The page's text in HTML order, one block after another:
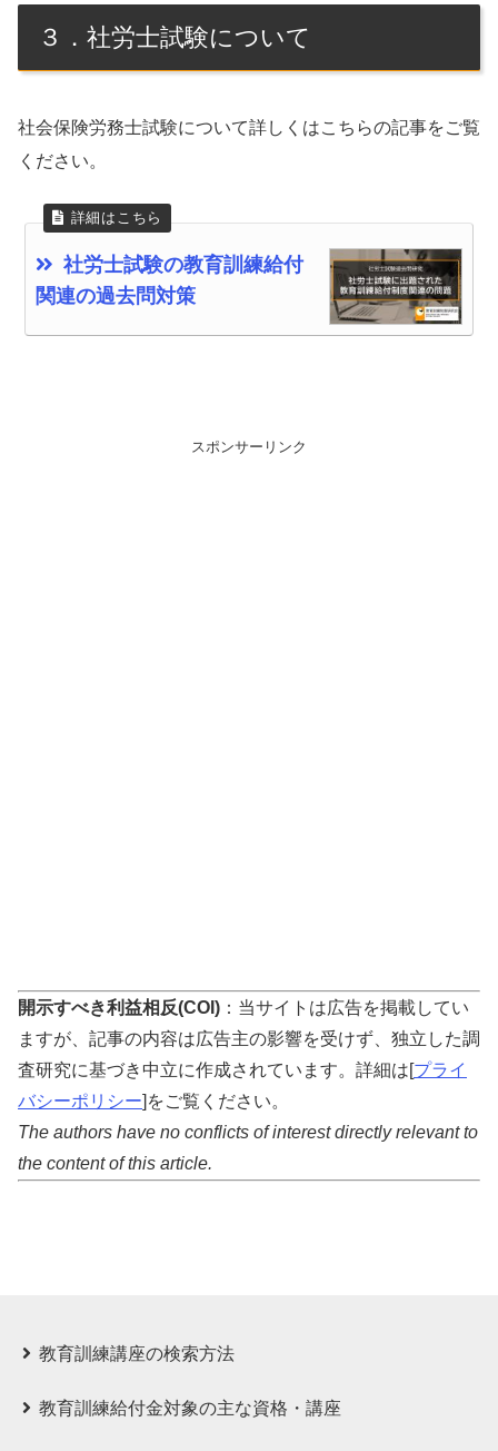
３．社労士試験について
社会保険労務士試験について詳しくはこちらの記事をご覧
ください。
社労士試験の教育訓練給付
関連の過去問対策
スポンサーリンク
開示すべき利益相反(COI) ：当サイトは広告を掲載してい
ますが、記事の内容は広告主の影響を受けず、独立した調
査研究に基づき中立に作成されています。詳細は[プライ
バシーポリシー]をご覧ください。
The authors have no conflicts of interest directly relevant to
the content of this article.
教育訓練講座の検索方法
教育訓練給付⾦対象の主な資格・講座